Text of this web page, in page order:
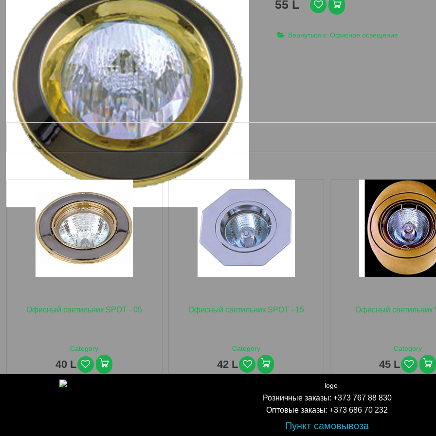
55 L
Вернуться к: Офисное освещение
Похожие товары
Офисный светильник SPOT - 05
Category
40 L
Офисный светильник SPOT - 15
Category
42 L
Офисный светильник
Category
45 L
Розничные заказы: +373 767 88 830
Оптовые заказы: +373 686 70 232
Пункт самовывоза